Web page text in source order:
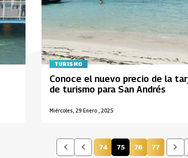
TURISMO
Miércoles, 29 Enero , 2025
Conoce el nuevo precio de la
de turismo para San Andrés
Página
74 Página actual
75 Página
76 Página
77